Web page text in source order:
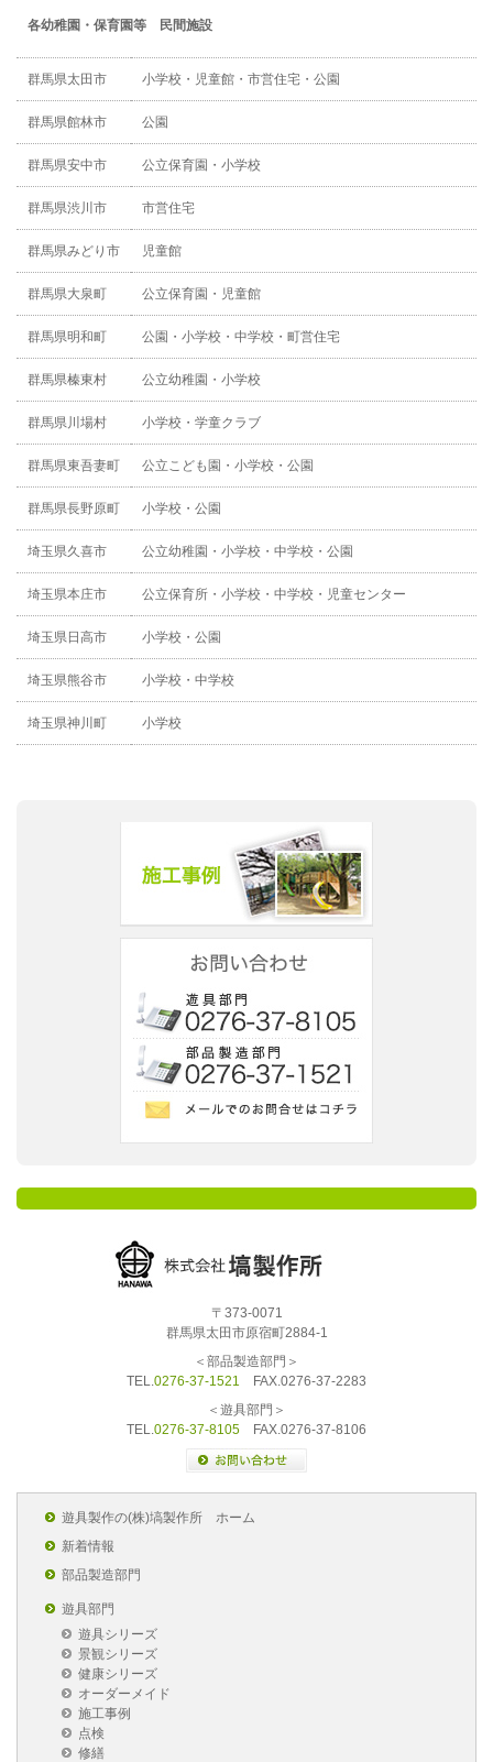
各幼稚園・保育園等 民間施設
群馬県太田市 小学校・児童館・市営住宅・公園
群馬県館林市 公園
群馬県安中市 公立保育園・小学校
群馬県渋川市 市営住宅
群馬県みどり市 児童館
群馬県大泉町 公立保育園・児童館
群馬県明和町 公園・小学校・中学校・町営住宅
群馬県榛東村 公立幼稚園・小学校
群馬県川場村 小学校・学童クラブ
群馬県東吾妻町 公立こども園・小学校・公園
群馬県長野原町 小学校・公園
埼玉県久喜市 公立幼稚園・小学校・中学校・公園
埼玉県本庄市 公立保育所・小学校・中学校・児童センター
埼玉県日高市 小学校・公園
埼玉県熊谷市 小学校・中学校
埼玉県神川町 小学校
〒373-0071
群馬県太田市原宿町2884-1
＜部品製造部門＞
TEL.0276-37-1521 FAX.0276-37-2283
＜遊具部門＞
TEL.0276-37-8105 FAX.0276-37-8106
遊具製作の(株)塙製作所 ホーム
新着情報
部品製造部門
遊具部門
遊具シリーズ
景観シリーズ
健康シリーズ
オーダーメイド
施工事例
点検
修繕